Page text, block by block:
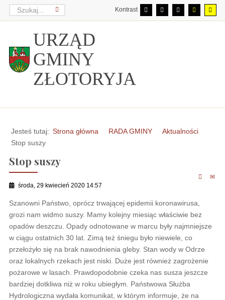
Kontrast
URZĄD
GMINY
ZŁOTORYJA
Jesteś tutaj: Strona główna RADA GMINY
Aktualności
Stop suszy
Stop suszy
środa, 29 kwiecień 2020 14:57
Szanowni Państwo, oprócz trwającej epidemii koronawirusa,
grozi nam widmo suszy. Mamy kolejny miesiąc właściwie bez
opadów deszczu. Opady odnotowane w marcu były najmniejsze
w ciągu ostatnich 30 lat. Zimą też śniegu było niewiele, co
przełożyło się na brak nawodnienia gleby. Stan wody w Odrze
oraz lokalnych rzekach jest niski. Duże jest również zagrożenie
pożarowe w lasach. Prawdopodobnie czeka nas susza jeszcze
bardziej dotkliwa niż w roku ubiegłym. Państwowa Służba
Hydrologiczna wydała komunikat, w którym informuje, że na